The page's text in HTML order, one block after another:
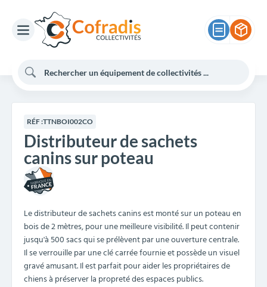
RÉF :TTNBOI002CO
Distributeur de sachets
canins sur poteau
Le distributeur de sachets canins est monté sur un poteau en
bois de 2 mètres, pour une meilleure visibilité. Il peut contenir
jusqu'à 500 sacs qui se prélèvent par une ouverture centrale.
Il se verrouille par une clé carrée fournie et possède un visuel
gravé amusant. Il est parfait pour aider les propriétaires de
chiens à préserver la propreté des espaces publics.